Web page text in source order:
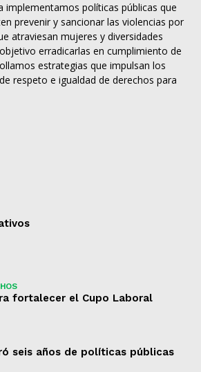
implementamos políticas públicas que
prevenir y sancionar las violencias por
atraviesan mujeres y diversidades
erradicarlas en cumplimiento de
estrategias que impulsan los
respeto e igualdad de derechos para
fortalecer el Cupo Laboral
seis años de políticas públicas